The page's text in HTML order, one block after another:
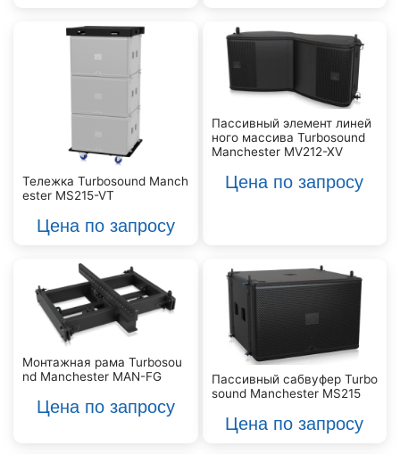
Тележка Turbosound Manch
ester MS215-VT
Цена по запросу
Пассивный элемент линей
ного массива Turbosound
Manchester MV212-XV
Цена по запросу
Монтажная рама Turbosou
nd Manchester MAN-FG
Цена по запросу
Пассивный сабвуфер Turbo
sound Manchester MS215
Цена по запросу